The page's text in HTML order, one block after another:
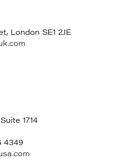
London SE1 2JE
1714
4349